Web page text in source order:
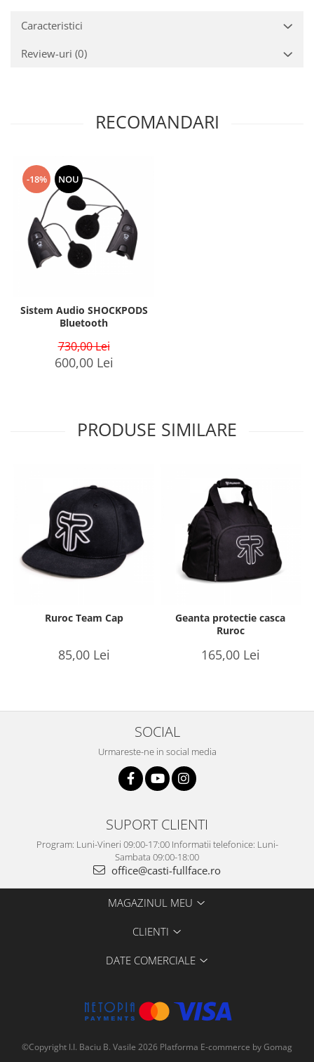
Caracteristici
Review-uri (0)
RECOMANDARI
-18% NOU
Sistem Audio SHOCKPODS
Bluetooth
730,00 Lei
600,00 Lei
PRODUSE SIMILARE
Ruroc Team Cap
85,00 Lei
Geanta protectie casca
Ruroc
165,00 Lei
SOCIAL
Urmareste-ne in social media
SUPORT CLIENTI
Program: Luni-Vineri 09:00-17:00 Informatii telefonice: Luni-
Sambata 09:00-18:00
office@casti-fullface.ro
MAGAZINUL MEU
CLIENTI
DATE COMERCIALE
©Copyright I.I. Baciu B. Vasile 2026 Platforma E-commerce by Gomag